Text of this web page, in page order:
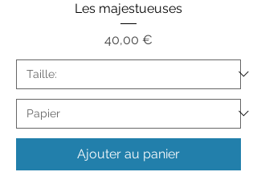
Les majestueuses
Prix
40,00 €
Ajouter au panier